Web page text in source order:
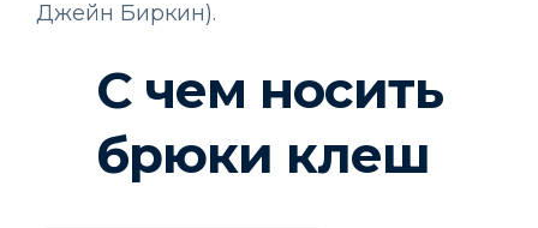
Джейн Биркин).
С чем носить
брюки клеш